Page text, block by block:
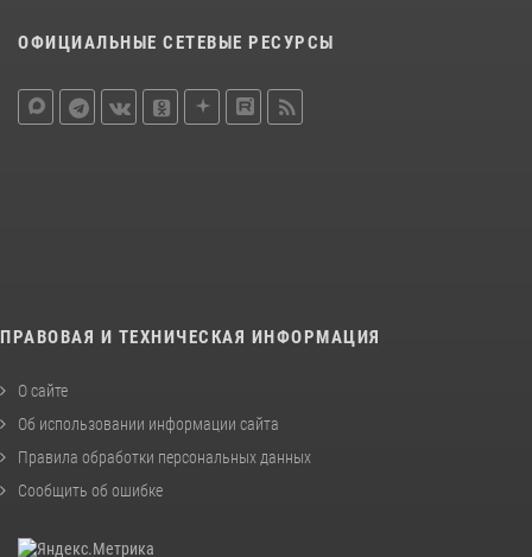
ОФИЦИАЛЬНЫЕ СЕТЕВЫЕ РЕСУРСЫ
ПРАВОВАЯ И ТЕХНИЧЕСКАЯ ИНФОРМАЦИЯ
О сайте
Об использовании информации сайта
Правила обработки персональных данных
Сообщить об ошибке